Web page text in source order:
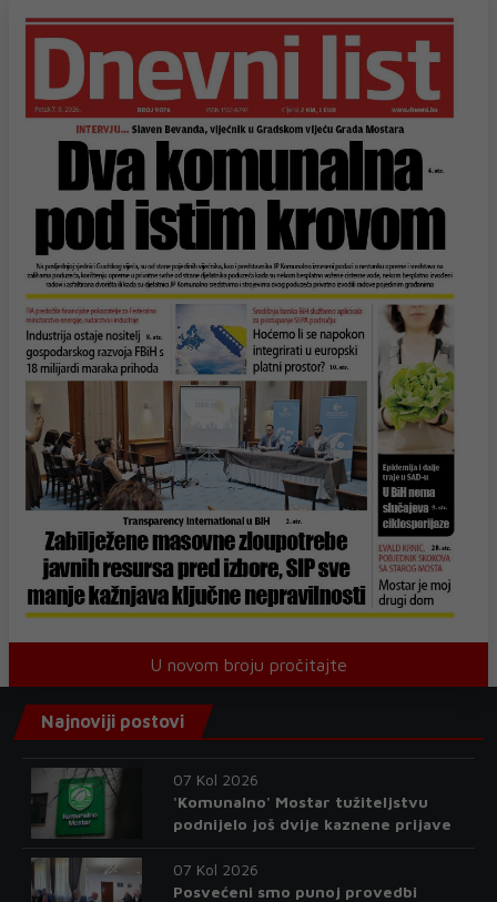
U novom broju pročitajte
Najnoviji postovi
07 Kol 2026
'Komunalno' Mostar tužiteljstvu
podnijelo još dvije kaznene prijave
07 Kol 2026
Posvećeni smo punoj provedbi